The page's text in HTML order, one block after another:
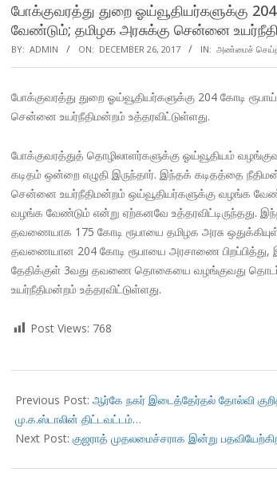
போக்குவரத்து துறை ஓய்வூதியர்களுக்கு
வேண்டும்; தமிழக அரசுக்கு சென்னை
BY: ADMIN ON: DECEMBER 26, 2017 IN: அண்மைச்
போக்குவரத்து துறை ஓய்வூதியர்களுக்கு 204 கோடி
சென்னை உயர்நீதிமன்றம் உத்தரவிட்டுள்ளது.
போக்குவரத்துத் தொழிலாளர்களுக்கு ஓய்வூதியம்
கடிதம் ஒன்றை எழுதி இருந்தார். இந்தக் கடிதத்தை
சென்னை உயர்நீதிமன்றம் ஒய்வூதியர்களுக்கு வழங்க
வழங்க வேண்டும் என்று ஏற்கனவே உத்தரவிட்டிருந்தது.
தவணையாக 175 கோடி ரூபாயை தமிழக அரசு
தவணையான 204 கோடி ரூபாயை அரசாணை பிறப்பித்து,
தேதிக்குள் 3வது தவணை தொகையை வழங்குவது
உயர்நீதிமன்றம் உத்தரவிட்டுள்ளது.
Post Views: 768
12-
26
Previous Post: ஆர்கே நகர் இடைத்தேர்தல் தோல்வி
மு.க.ஸ்டாலின் திட்டவட்டம்…
Next Post: குஜராத் முதலமைச்சராக இன்று